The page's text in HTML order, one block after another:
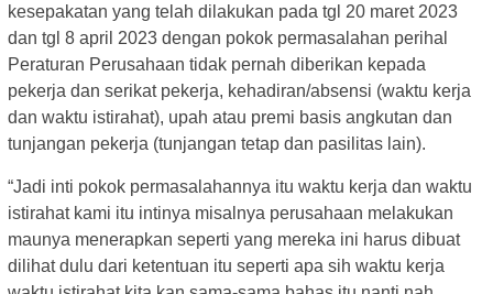
kesepakatan yang telah dilakukan pada tgl 20 maret 2023
dan tgl 8 april 2023 dengan pokok permasalahan perihal
Peraturan Perusahaan tidak pernah diberikan kepada
pekerja dan serikat pekerja, kehadiran/absensi (waktu kerja
dan waktu istirahat), upah atau premi basis angkutan dan
tunjangan pekerja (tunjangan tetap dan pasilitas lain).
“Jadi inti pokok permasalahannya itu waktu kerja dan waktu
istirahat kami itu intinya misalnya perusahaan melakukan
maunya menerapkan seperti yang mereka ini harus dibuat
dilihat dulu dari ketentuan itu seperti apa sih waktu kerja